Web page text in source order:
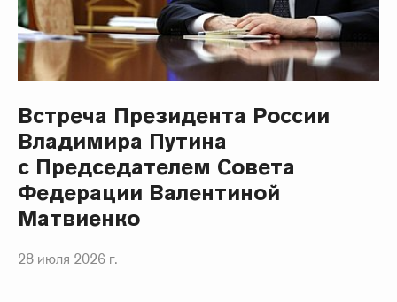
Встреча Президента России
Владимира Путина
с Председателем Совета
Федерации Валентиной
Матвиенко
28 июля 2026 г.